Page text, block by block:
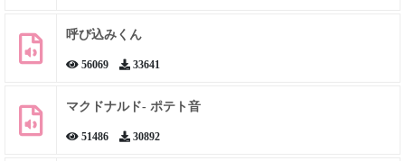
呼び込みくん
56069 33641
マクドナルド- ポテト音
51486 30892